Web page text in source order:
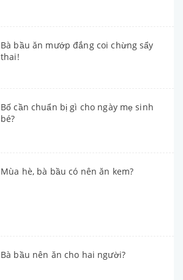
Bà bầu ăn mướp đắng coi chừng sẩy
thai!
Bố cần chuẩn bị gì cho ngày mẹ sinh
bé?
Mùa hè, bà bầu có nên ăn kem?
Bà bầu nên ăn cho hai người?